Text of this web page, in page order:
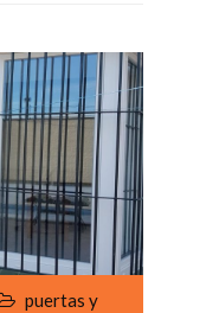
puertas y